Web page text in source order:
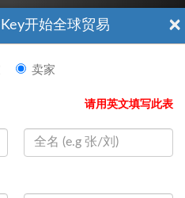
會員。 立即註冊，與全球超過7
聯繫。 立即加入 |
录
Search
×
开始全球贸易
卖家
请用英文填写此表